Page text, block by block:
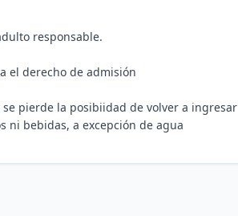
responsable.
el derecho de admisión
pierde la posibiidad de volver a ingresar
ni bebidas, a excepción de agua